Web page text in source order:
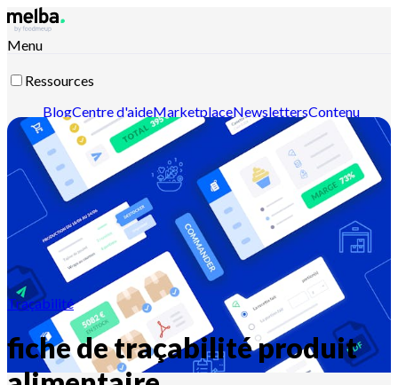
Menu
Ressources
BlogCentre d'aideMarketplaceNewslettersContenu
intelligentDocumentation APIDocumentation MCP
Contactez-nousDécouvrir melba
Traçabilité
fiche de traçabilité produit